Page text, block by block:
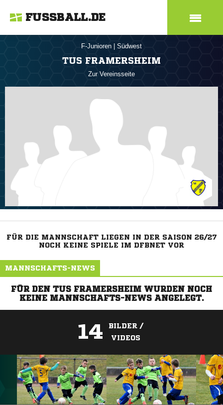
FUSSBALL.DE
F-Junioren Südwest
TUS FRAMERSHEIM
Zur Vereinsseite
FÜR DIE MANNSCHAFT LIEGEN IN DER SAISON 26/27
NOCH KEINE SPIELE IM DFBNET VOR
MANNSCHAFTS-NEWS
FÜR DEN TUS FRAMERSHEIM WURDEN NOCH
KEINE MANNSCHAFTS-NEWS ANGELEGT.
14
BILDER /
VIDEOS